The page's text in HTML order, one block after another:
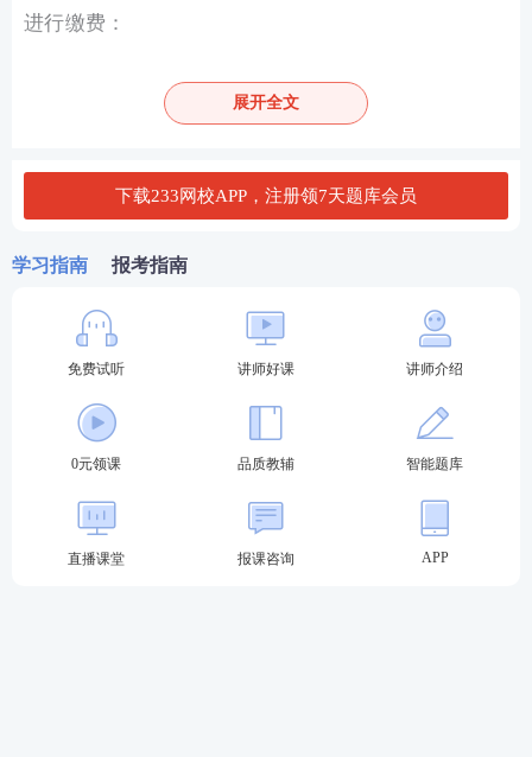
进行缴费：
历或2002年以前大专以上（含大专）学历的应试人
（2）2008年9月以前取得学位的应试人员。
（3）身份或学历学位信息未通过在线核验的应试人
（4）其他身份证件类型或境外学历学位等无法在线核
验的应试人员。
3.高中毕业（含高中、中专、职高、技校）使用其他
初级职业资格（须对应初级经济）报考中级经济的须
在报名期间上传相关初级职业资格证书电子版，由各
市人事考试机构进行网上人工核查，核查通过后方可
进行缴费。
展开全文
下载233网校APP，注册领7天题库会员
学习指南 报考指南
免费试听 讲师好课 讲师介绍
0元领课 品质教辅 智能题库
直播课堂 报课咨询 APP